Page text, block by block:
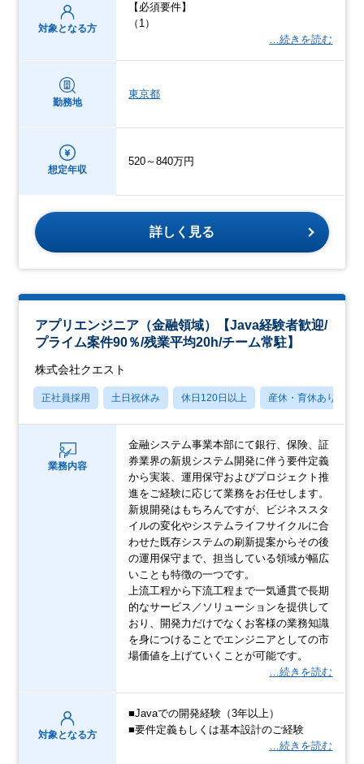
対象となる方
【必須要件】
（1）
…続きを読む
勤務地
東京都
想定年収
520～840万円
詳しく見る
アプリエンジニア（金融領域）【Java経験者歓迎/
プライム案件90％/残業平均20h/チーム常駐】
株式会社クエスト
正社員採用 土日祝休み 休日120日以上 産休・育休あり
業務内容
金融システム事業本部にて銀行、保険、証
券業界の新規システム開発に伴う要件定義
から実装、運用保守およびプロジェクト推
進をご経験に応じて業務をお任せします。
新規開発はもちろんですが、ビジネススタ
イルの変化やシステムライフサイクルに合
わせた既存システムの刷新提案からその後
の運用保守まで、担当している領域が幅広
いことも特徴の一つです。
上流工程から下流工程まで一気通貫で長期
的なサービス／ソリューションを提供して
おり、開発力だけでなくお客様の業務知識
を身につけることでエンジニアとしての市
場価値を上げていくことが可能です。
…続きを読む
対象となる方
■Javaでの開発経験（3年以上）
■要件定義もしくは基本設計のご経験
…続きを読む